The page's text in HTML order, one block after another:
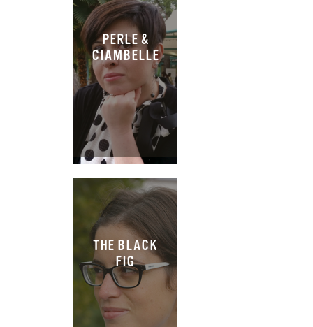
PERLE &
CIAMBELLE
THE BLACK
FIG